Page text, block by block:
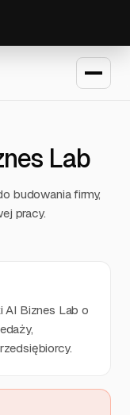
Lab
budowania firmy,
pracy.
AI Biznes Lab o